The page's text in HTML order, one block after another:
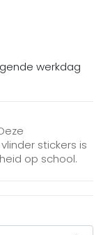
werkdag
stickers is
op school.